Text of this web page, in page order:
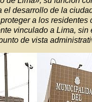
desarrollo de la
a los residentes
vinculado a Lima, sin
de vista